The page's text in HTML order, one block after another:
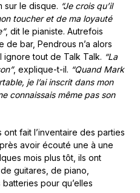
sur le disque. “Je crois qu’il
toucher et de ma loyauté
, dit le pianiste. Autrefois
de bar, Pendrous n’a alors
ignore tout de Talk Talk. “La
, explique-t-il. “Quand Mark
je l’ai inscrit dans mon
connaissais même pas son
ont fait l’inventaire des parties
avoir écouté une à une
mois plus tôt, ils ont
guitares, de piano,
pour qu’elles